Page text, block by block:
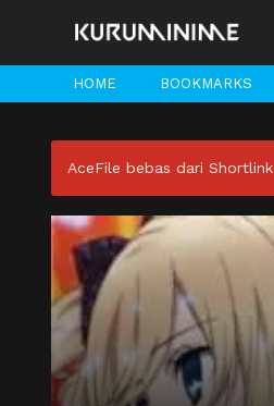
HOME BOOKMARKS
AceFile bebas dari Shortlink